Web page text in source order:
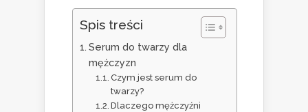
Spis treści
Serum do twarzy dla
mężczyzn
Czym jest serum do
twarzy?
Dlaczego mężczyźni